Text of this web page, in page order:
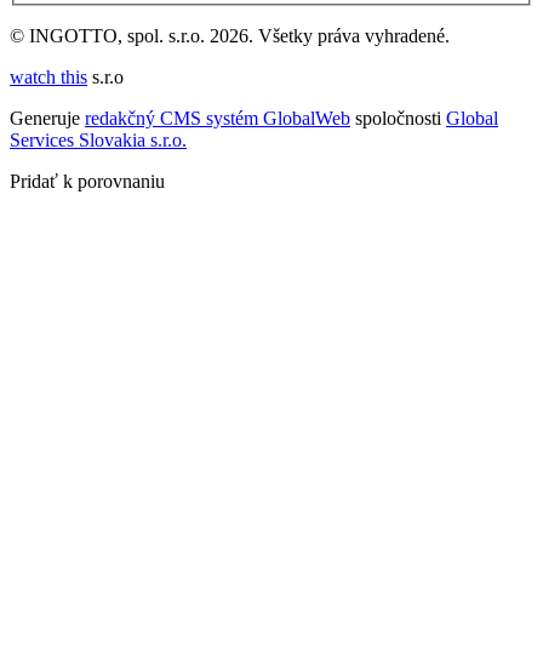
© INGOTTO, spol. s.r.o. 2026. Všetky práva vyhradené.
watch this s.r.o
Generuje redakčný CMS systém GlobalWeb spoločnosti Global
Services Slovakia s.r.o.
Pridať k porovnaniu